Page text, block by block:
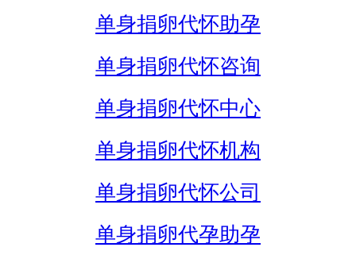
单身捐卵代怀助孕
单身捐卵代怀咨询
单身捐卵代怀中心
单身捐卵代怀机构
单身捐卵代怀公司
单身捐卵代孕助孕